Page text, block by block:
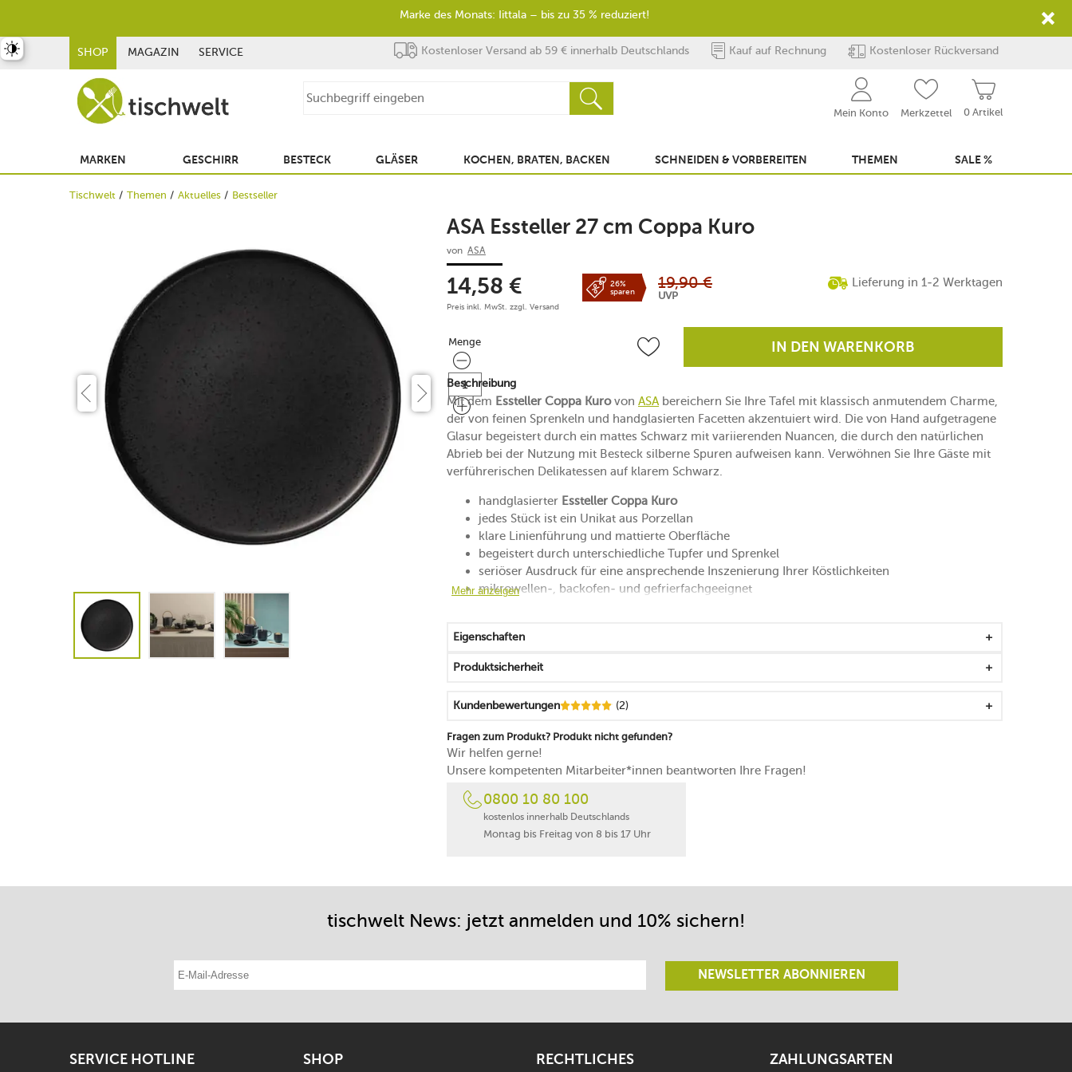
SHOP MAGAZIN SERVICE Kostenloser Versand ab 59 € innerhalb Deutschlands Kauf auf Rechnung Kostenloser Rückversand
0 Artikel
Mein Konto Merkzettel
MARKEN GESCHIRR BESTECK GLÄSER KOCHEN, BRATEN, BACKEN SCHNEIDEN & VORBEREITEN THEMEN SALE %
Tischwelt Themen Aktuelles Bestseller
ASA Essteller 27 cm Coppa Kuro
von ASA
14,58 €
Preis inkl. MwSt. zzgl. Versand
26%
sparen
19,90 €
UVP
Lieferung in 1-2 Werktagen
Menge
Menge IN DEN WARENKORB
Beschreibung
Mit dem Essteller Coppa Kurovon ASAbereichern Sie Ihre Tafel mit klassisch anmutendem Charme,
der von feinen Sprenkeln und handglasierten Facetten akzentuiert wird. Die von Hand aufgetragene
Glasur begeistert durch ein mattes Schwarz mit variierenden Nuancen, die durch den natürlichen
Abrieb bei der Nutzung mit Besteck silberne Spuren aufweisen kann. Verwöhnen Sie Ihre Gäste mit
verführerischen Delikatessen auf klarem Schwarz.
handglasierter Essteller Coppa Kuro
jedes Stück ist ein Unikat aus Porzellan
klare Linienführung und mattierte Oberfläche
begeistert durch unterschiedliche Tupfer und Sprenkel
seriöser Ausdruck für eine ansprechende Inszenierung Ihrer Köstlichkeiten
mikrowellen-, backofen- und gefrierfachgeeignet
entfernen
spülmaschinengeeignet
Mehr anzeigen
Eigenschaften
Produktsicherheit
Kundenbewertungen (2)
Fragen zum Produkt? Produkt nicht gefunden?
Wir helfen gerne!
Unsere kompetenten Mitarbeiter*innen beantworten Ihre Fragen!
0800 10 80 100
kostenlos innerhalb Deutschlands
Montag bis Freitag von 8 bis 17 Uhr
tischwelt News: jetzt anmelden und 10% sichern!
E-Mail-Adresse eintragen
NEWSLETTER ABONNIEREN
SERVICE HOTLINE SHOP RECHTLICHES ZAHLUNGSARTEN
umschalten
Marke des Monats: Iittala – bis zu 35 % reduziert!